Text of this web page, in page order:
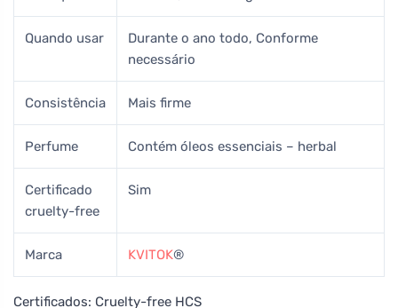
Quando usar
Durante o ano todo, Conforme
necessário
Consistência Mais firme
Perfume Contém óleos essenciais – herbal
Certificado
cruelty-free
Sim
Marca KVITOK®
Certificados: Cruelty-free HCS